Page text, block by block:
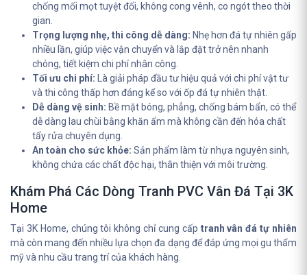
chống mối mọt tuyệt đối, không cong vênh, co ngót theo thời
gian.
Trọng lượng nhẹ, thi công dễ dàng: Nhẹ hơn đá tự nhiên gấp
nhiều lần, giúp việc vận chuyển và lắp đặt trở nên nhanh
chóng, tiết kiệm chi phí nhân công.
Tối ưu chi phí: Là giải pháp đầu tư hiệu quả với chi phí vật tư
và thi công thấp hơn đáng kể so với ốp đá tự nhiên thật.
Dễ dàng vệ sinh: Bề mặt bóng, phẳng, chống bám bẩn, có thể
dễ dàng lau chùi bằng khăn ẩm mà không cần đến hóa chất
tẩy rửa chuyên dụng.
An toàn cho sức khỏe: Sản phẩm làm từ nhựa nguyên sinh,
không chứa các chất độc hại, thân thiện với môi trường.
Khám Phá Các Dòng Tranh PVC Vân Đá Tại 3K
Home
Tại 3K Home, chúng tôi không chỉ cung cấp tranh vân đá tự nhiên
mà còn mang đến nhiều lựa chọn đa dạng để đáp ứng mọi gu thẩm
mỹ và nhu cầu trang trí của khách hàng.